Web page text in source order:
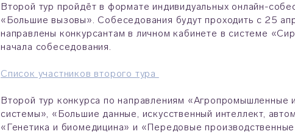
Второй тур пройдёт в формате индивидуальных онлайн-
«Большие вызовы». Собеседования будут проходить с 25
направлены конкурсантам в личном кабинете в системе
начала собеседования.
Список участников второго тура
Второй тур конкурса по направлениям «Агропромышленные
системы», «Большие данные, искусственный интеллект,
«Генетика и биомедицина» и «Передовые